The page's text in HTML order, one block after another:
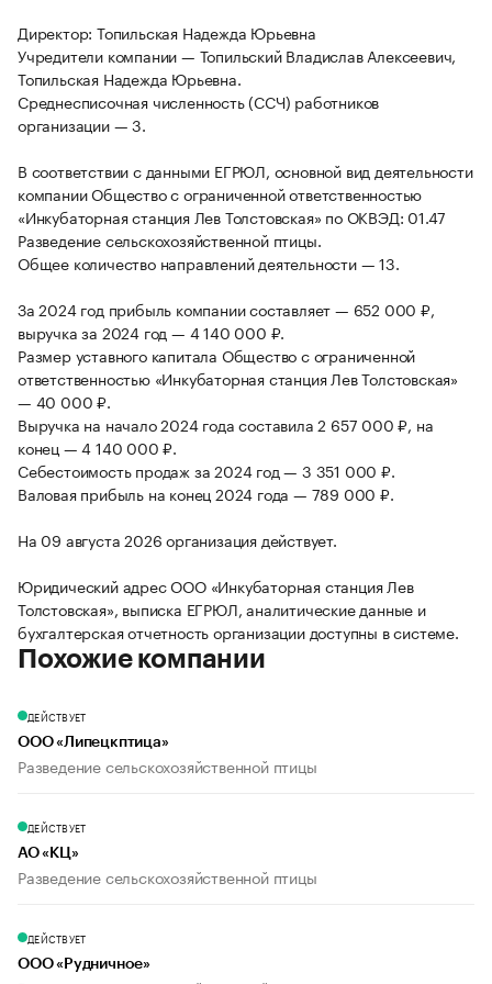
Директор: Топильская Надежда Юрьевна
Учредители компании — Топильский Владислав Алексеевич,
Топильская Надежда Юрьевна.
Среднесписочная численность (ССЧ) работников
организации — 3.
В соответствии с данными ЕГРЮЛ, основной вид деятельности
компании Общество с ограниченной ответственностью
«Инкубаторная станция Лев Толстовская» по ОКВЭД: 01.47
Разведение сельскохозяйственной птицы.
Общее количество направлений деятельности — 13.
За 2024 год прибыль компании составляет — 652 000 ₽,
выручка за 2024 год — 4 140 000 ₽.
Размер уставного капитала Общество с ограниченной
ответственностью «Инкубаторная станция Лев Толстовская»
— 40 000 ₽.
Выручка на начало 2024 года составила 2 657 000 ₽, на
конец — 4 140 000 ₽.
Себестоимость продаж за 2024 год — 3 351 000 ₽.
Валовая прибыль на конец 2024 года — 789 000 ₽.
На 09 августа 2026 организация действует.
Юридический адрес ООО «Инкубаторная станция Лев
Толстовская», выписка ЕГРЮЛ, аналитические данные и
бухгалтерская отчетность организации доступны в системе.
Похожие компании
ДЕЙСТВУЕТ
ООО «Липецкптица»
Разведение сельскохозяйственной птицы
ДЕЙСТВУЕТ
АО «КЦ»
Разведение сельскохозяйственной птицы
ДЕЙСТВУЕТ
ООО «Рудничное»